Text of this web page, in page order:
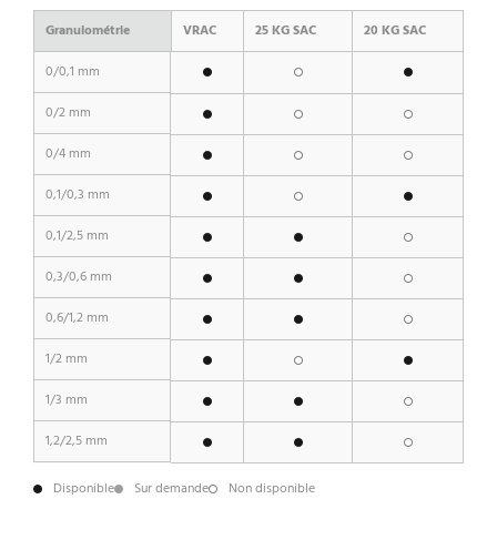
Granulométrie VRAC 25 KG SAC
20 KG SAC
0/0,1 mm
0/2 mm
0/4 mm
0,1/0,3 mm
0,1/2,5 mm
0,3/0,6 mm
0,6/1,2 mm
1/2 mm
1/3 mm
1,2/2,5 mm
Disponible Sur demande Non disponible